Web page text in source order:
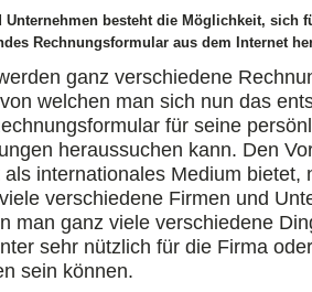
Unternehmen besteht die Möglichkeit, sich
Rechnungsformular aus dem Internet
ganz verschiedene
welchen man sich nun das
für seine
heraussuchen kann. Den
internationales Medium bietet,
verschiedene Firmen und
man ganz viele verschiedene
sehr nützlich für die Firma
sein können.